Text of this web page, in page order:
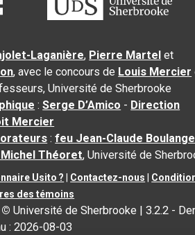
Laganière, Pierre Martel et
, avec le concours de Louis Mercier
Université de Sherbrooke
:Serge D’Amico - Direction
Mercier
:feu Jean-Claude
Théoret, Université de
Usito ? Contactez-nous
des témoins
© Université de Sherbrooke |3.2.2 -
:2026-08-03